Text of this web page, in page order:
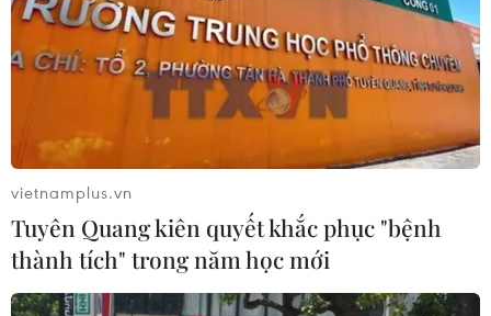
cảnh báo lũ quét ở Đông Nam nước
Mỹ
09/08/2026 06:28
Lâm Đồng: Mưa lớn gây sạt lở đèo
Con Ó, cây đổ trên đèo Bảo Lộc
09/08/2026 06:20
Mưa lớn gây ngập cục bộ, chia cắt
vietnamplus.vn
Tuyên Quang kiên quyết khắc phục "bệnh
thành tích" trong năm học mới